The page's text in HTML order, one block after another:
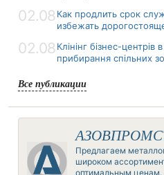
02.08 Как продлить срок
избежать
02.08 Клінінг бізнес-
прибирання спільних
Все публикации
Предлагаем
широком
оптимальным ценам.